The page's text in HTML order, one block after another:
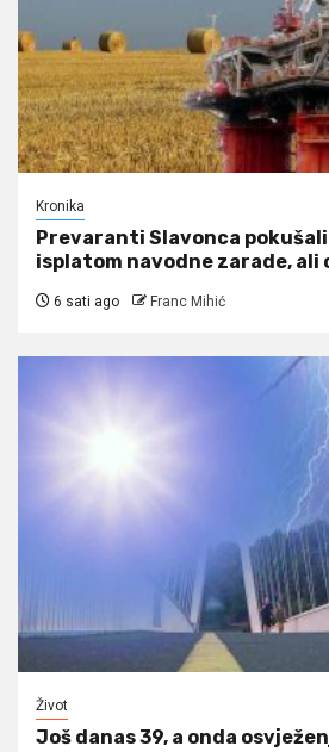
Kronika
Prevaranti Slavonca pokušali
isplatom navodne zarade, ali
6 sati ago Franc Mihić
Život
Još danas 39, a onda